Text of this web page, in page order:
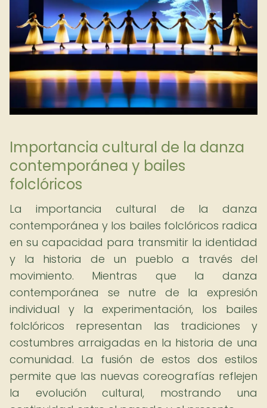
Importancia cultural de la danza
contemporánea y bailes
folclóricos
La importancia cultural de la danza
contemporánea y los bailes folclóricos radica
en su capacidad para transmitir la identidad
y la historia de un pueblo a través del
movimiento. Mientras que la danza
contemporánea se nutre de la expresión
individual y la experimentación, los bailes
folclóricos representan las tradiciones y
costumbres arraigadas en la historia de una
comunidad. La fusión de estos dos estilos
permite que las nuevas coreografías reflejen
la evolución cultural, mostrando una